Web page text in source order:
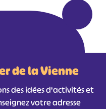
de la Vienne
des idées d'activités et
votre adresse